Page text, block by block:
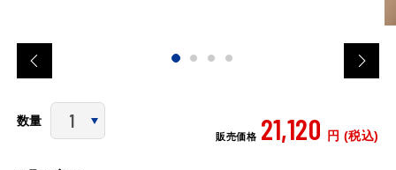
数量
販売価格 21,120 円 (税込)